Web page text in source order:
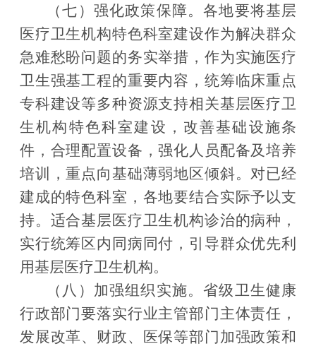
（七）强化政策保障。各地要将基层
医疗卫生机构特色科室建设作为解决群众
急难愁盼问题的务实举措，作为实施医疗
卫生强基工程的重要内容，统筹临床重点
专科建设等多种资源支持相关基层医疗卫
生机构特色科室建设，改善基础设施条
件，合理配置设备，强化人员配备及培养
培训，重点向基础薄弱地区倾斜。对已经
建成的特色科室，各地要结合实际予以支
持。适合基层医疗卫生机构诊治的病种，
实行统筹区内同病同付，引导群众优先利
用基层医疗卫生机构。
（八）加强组织实施。省级卫生健康
行政部门要落实行业主管部门主体责任，
发展改革、财政、医保等部门加强政策和